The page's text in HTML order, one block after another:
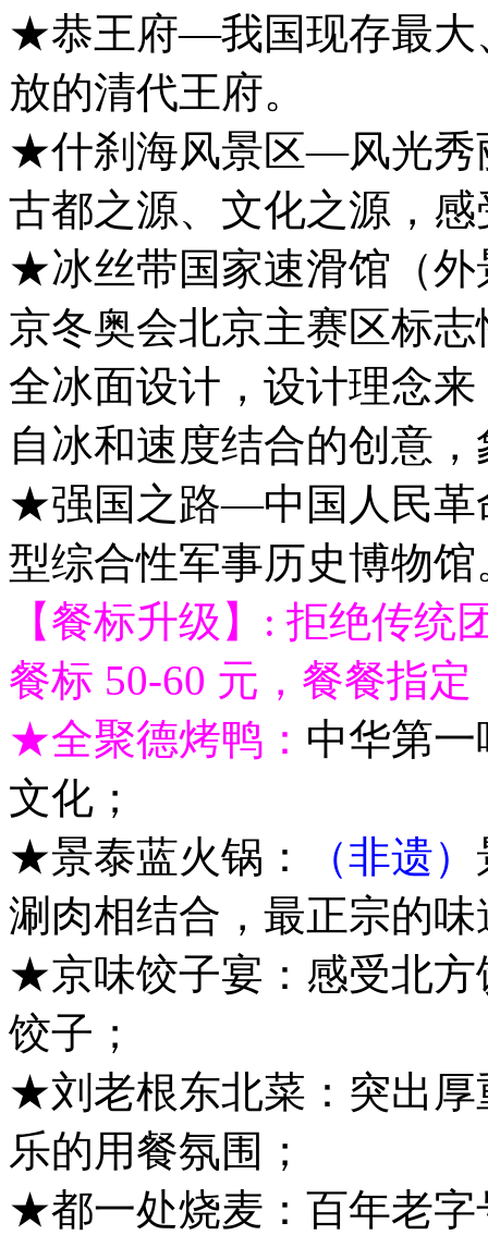
★恭王府—我国现存最大
放的清代王府。
★什刹海风景区—风光秀
古都之源、文化之源，
★冰丝带国家速滑馆（
京冬奥会北京主赛区标
全冰面设计，设计理念来
自冰和速度结合的创意
★强国之路—中国人民革
型综合性军事历史博物馆
【餐标升级】: 拒绝传统
餐标 50-60 元，餐餐指
★全聚德烤鸭： 中华第一
文化；
★景泰蓝火锅：
（非遗）
涮肉相结合，最正宗的味
★京味饺子宴：感受北方
饺子；
★刘老根东北菜：突出厚
乐的用餐氛围；
★都一处烧麦：百年老字